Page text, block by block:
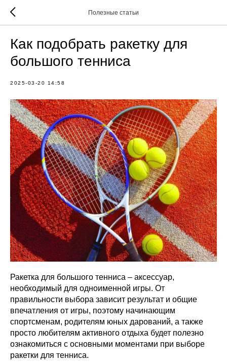
Полезные статьи
Как подобрать ракетку для
большого тенниса
2025-03-20 14:58
Ракетка для большого тенниса – аксессуар,
необходимый для одноименной игры. От
правильности выбора зависит результат и общие
впечатления от игры, поэтому начинающим
спортсменам, родителям юных дарований, а также
просто любителям активного отдыха будет полезно
ознакомиться с основными моментами при выборе
ракетки для тенниса.